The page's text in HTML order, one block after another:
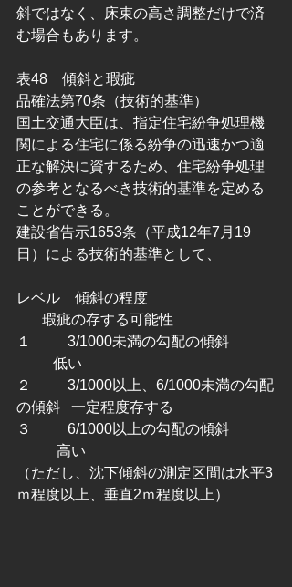
斜ではなく、床束の高さ調整だけで済
む場合もあります。
表48　傾斜と瑕疵
品確法第70条（技術的基準）
国土交通大臣は、指定住宅紛争処理機
関による住宅に係る紛争の迅速かつ適
正な解決に資するため、住宅紛争処理
の参考となるべき技術的基準を定める
ことができる。
建設省告示1653条（平成12年7月19
日）による技術的基準として、
レベル    傾斜の程度
       瑕疵の存する可能性
１          3/1000未満の勾配の傾斜
          低い
２          3/1000以上、6/1000未満の勾配
の傾斜   一定程度存する
３          6/1000以上の勾配の傾斜
           高い
（ただし、沈下傾斜の測定区間は水平3
ｍ程度以上、垂直2ｍ程度以上）